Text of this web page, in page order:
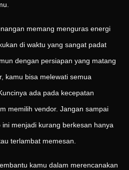
memang menguras energi
di waktu yang sangat padat
dengan persiapan yang matang
kamu bisa melewati semua
ada pada kecepatan
memilih vendor. Jangan sampai
menjadi kurang berkesan hanya
terlambat memesan.
kamu dalam merencanakan